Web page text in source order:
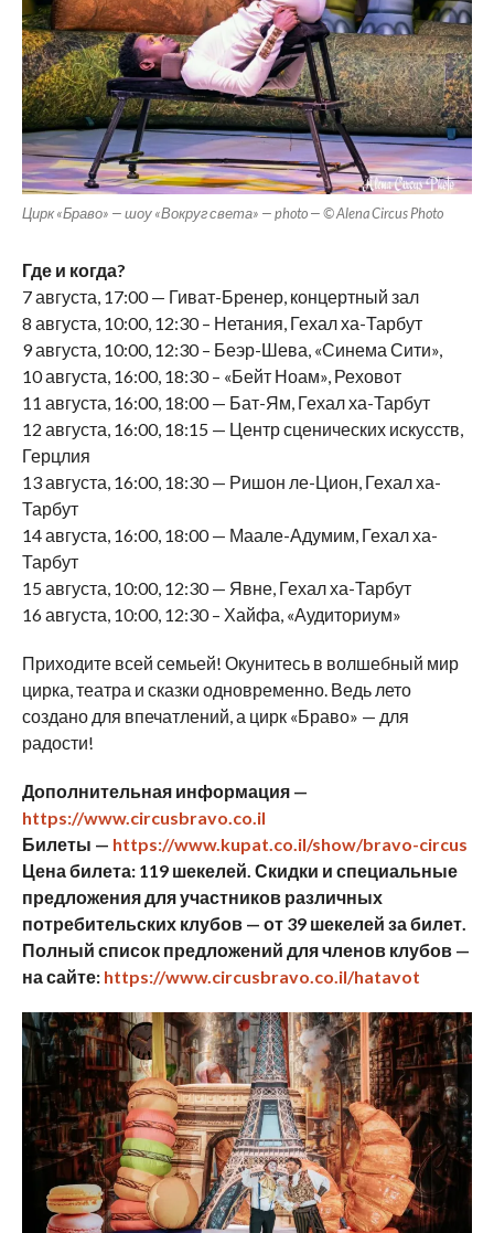
Цирк «Браво» — шоу «Вокруг света» — photo — © Alena Circus Photo
Где и когда?
7 августа, 17:00 — Гиват-Бренер, концертный зал
8 августа, 10:00, 12:30 – Нетания, Гехал ха-Тарбут
9 августа, 10:00, 12:30 – Беэр-Шева, «Синема Сити»,
10 августа, 16:00, 18:30 – «Бейт Ноам», Реховот
11 августа, 16:00, 18:00 — Бат-Ям, Гехал ха-Тарбут
12 августа, 16:00, 18:15 — Центр сценических искусств,
Герцлия
13 августа, 16:00, 18:30 — Ришон ле-Цион, Гехал ха-
Тарбут
14 августа, 16:00, 18:00 — Маале-Адумим, Гехал ха-
Тарбут
15 августа, 10:00, 12:30 — Явне, Гехал ха-Тарбут
16 августа, 10:00, 12:30 – Хайфа, «Аудиториум»
Приходите всей семьей! Окунитесь в волшебный мир
цирка, театра и сказки одновременно. Ведь лето
создано для впечатлений, а цирк «Браво» — для
радости!
Дополнительная информация —
https://www.circusbravo.co.il
Билеты — https://www.kupat.co.il/show/bravo-circus
Цена билета: 119 шекелей. Скидки и специальные
предложения для участников различных
потребительских клубов — от 39 шекелей за билет.
Полный список предложений для членов клубов —
на сайте: https://www.circusbravo.co.il/hatavot